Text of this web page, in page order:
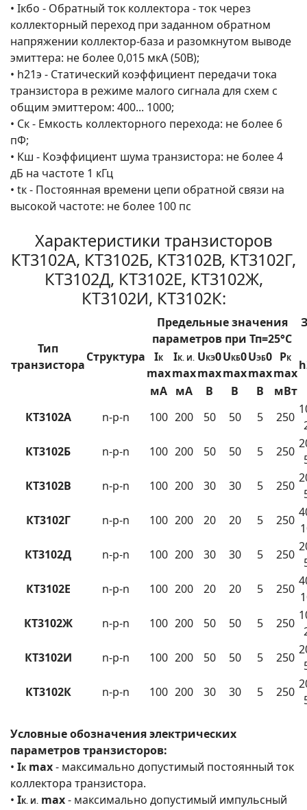
• Iкбо - Обратный ток коллектора - ток через
коллекторный переход при заданном обратном
напряжении коллектор-база и разомкнутом выводе
эмиттера: не более 0,015 мкА (50В);
• h21э - Статический коэффициент передачи тока
транзистора в режиме малого сигнала для схем с
общим эмиттером: 400... 1000;
• Ск - Емкость коллекторного перехода: не более 6
пФ;
• Кш - Коэффициент шума транзистора: не более 4
дБ на частоте 1 кГц
• tк - Постоянная времени цепи обратной связи на
высокой частоте: не более 100 пс
Характеристики транзисторов
КТ3102А, КТ3102Б, КТ3102В, КТ3102Г,
КТ3102Д, КТ3102Е, КТ3102Ж,
КТ3102И, КТ3102К:
Тип
транзистора
Структура
Предельные значения
параметров при Тп=25°С
IК
max
IК. И.
max
UКЭ0
max
UКБ0
max
UЭБ0
max
РК
max
мА мА В В В
мВт
КТ3102А
n-p-n 100 200 50 50 5 250
КТ3102Б
n-p-n 100 200 50 50 5 250
КТ3102В
n-p-n 100 200 30 30 5 250
КТ3102Г
n-p-n 100 200 20 20 5 250
КТ3102Д
n-p-n 100 200 30 30 5 250
КТ3102Е
n-p-n 100 200 20 20 5 250
КТ3102Ж
n-p-n 100 200 50 50 5 250
КТ3102И
n-p-n 100 200 50 50 5 250
КТ3102К
n-p-n 100 200 30 30 5 250
Условные обозначения электрических
параметров транзисторов:
• IК max- максимально допустимый постоянный ток
коллектора транзистора.
• IК. И. max- максимально допустимый импульсный